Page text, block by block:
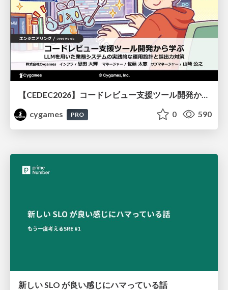
【CEDEC2026】コードレビュー支援ツール開発から学ぶ：LLMを用いた業務システムの実践的な運用設計と誤出力対策
cygames
PRO 0 590
新しい SLO が良い感じにハマっている話